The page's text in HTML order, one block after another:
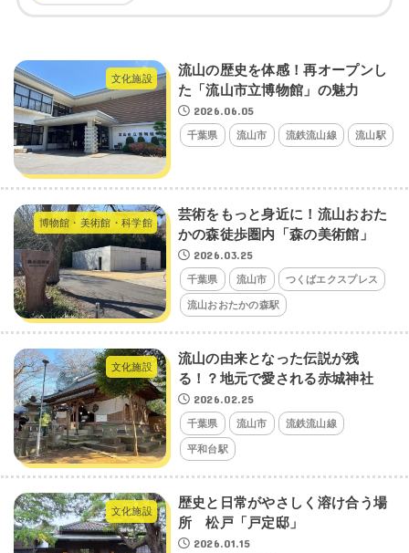
文化施設
流山の歴史を体感！再オープンし
た「流山市立博物館」の魅力
2026.06.05
千葉県 流山市 流鉄流山線 流山駅
博物館・美術館・科学館
芸術をもっと身近に！流山おおた
かの森徒歩圏内「森の美術館」
2026.03.25
千葉県 流山市 つくばエクスプレス
流山おおたかの森駅
文化施設
流山の由来となった伝説が残
る！？地元で愛される赤城神社
2026.02.25
千葉県 流山市 流鉄流山線
平和台駅
文化施設
歴史と日常がやさしく溶け合う場
所 松戸「戸定邸」
2026.01.15